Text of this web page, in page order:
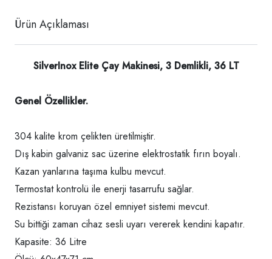
Ürün Açıklaması
SilverInox Elite Çay Makinesi, 3 Demlikli, 36 LT
Genel Özellikler.
304 kalite krom çelikten üretilmiştir.
Dış kabin galvaniz sac üzerine elektrostatik fırın boyalı.
Kazan yanlarına taşıma kulbu mevcut.
Termostat kontrolü ile enerji tasarrufu sağlar.
Rezistansı koruyan özel emniyet sistemi mevcut.
Su bittiği zaman cihaz sesli uyarı vererek kendini kapatır.
Kapasite: 36 Litre